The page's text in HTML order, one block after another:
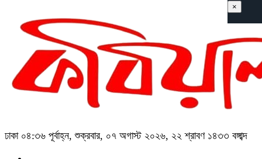
ঢাকা ০৪:৩৬ পূর্বাহ্ন, শুক্রবার, ০৭ অগাস্ট ২০২৬, ২২ শ্রাবণ ১৪৩৩ বঙ্গাব্দ
×